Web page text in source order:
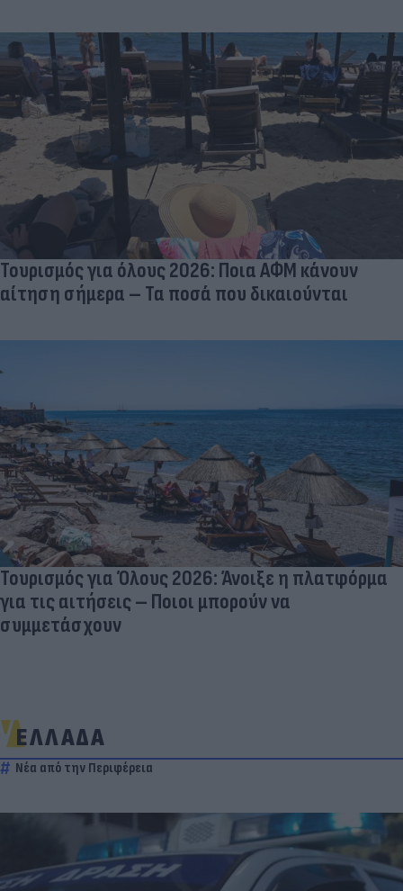
Τουρισμός για όλους 2026: Ποια ΑΦΜ κάνουν
αίτηση σήμερα – Τα ποσά που δικαιούνται
Τουρισμός για Όλους 2026: Άνοιξε η πλατφόρμα
για τις αιτήσεις – Ποιοι μπορούν να
συμμετάσχουν
ΕΛΛΑΔΑ
Νέα από την Περιφέρεια